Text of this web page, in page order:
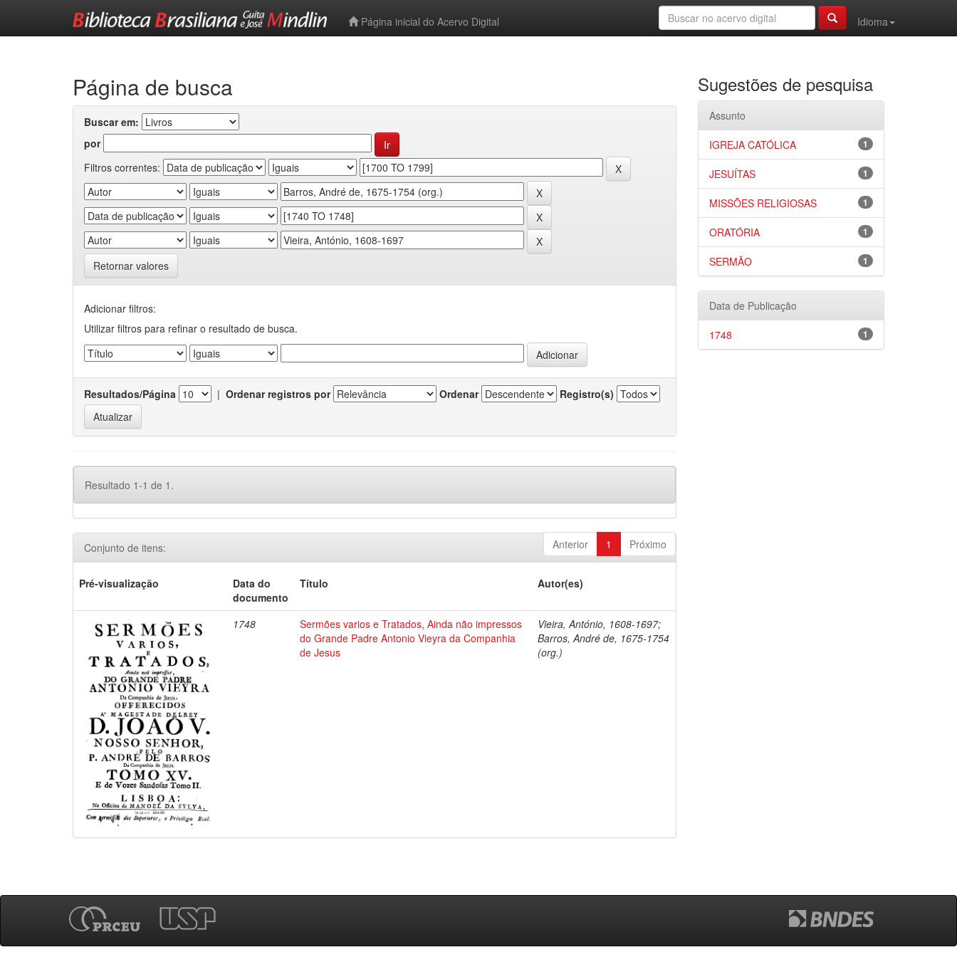
Página inicial do Acervo Digital
Idioma
Página de busca
Buscar em:
por
Filtros correntes:
Retornar valores
Adicionar filtros:
Utilizar filtros para refinar o resultado de busca.
Resultados/Página | Ordenar registros por Ordenar Registro(s)
Resultado 1-1 de 1.
Anterior 1 Próximo
Conjunto de itens:
Pré-visualização
Data do
documento
Título Autor(es)
1748
Sermões varios e Tratados, Ainda não impressos
do Grande Padre Antonio Vieyra da Companhia
de Jesus
Vieira, António, 1608-1697;
Barros, André de, 1675-1754
(org.)
Sugestões de pesquisa
Assunto
1
IGREJA CATÓLICA
1
JESUÍTAS
1
MISSÕES RELIGIOSAS
1
ORATÓRIA
1
SERMÃO
Data de Publicação
1
1748